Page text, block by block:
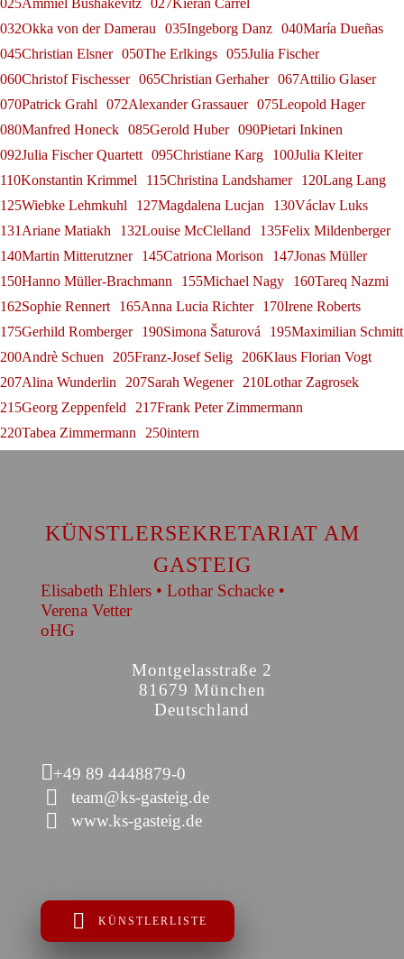
Gerold Huber
Alexander Grassauer
Georg Zeppenfeld
025Ammiel Bushakevitz 027Kieran Carrel
032Okka von der Damerau
035Ingeborg Danz 040María Dueñas
045Christian Elsner 050The Erlkings 055Julia Fischer
060Christof Fischesser 065Christian Gerhaher 067Attilio Glaser
070Patrick Grahl
072Alexander Grassauer 075Leopold Hager
080Manfred Honeck 085Gerold Huber 090Pietari Inkinen
092Julia Fischer Quartett 095Christiane Karg
100Julia Kleiter
110Konstantin Krimmel
115Christina Landshamer
120Lang Lang
125Wiebke Lehmkuhl
127Magdalena Lucjan
130Václav Luks
131Ariane Matiakh
132Louise McClelland
135Felix Mildenberger
140Martin Mitterutzner
145Catriona Morison
147Jonas Müller
150Hanno Müller-Brachmann
155Michael Nagy
160Tareq Nazmi
162Sophie Rennert
165Anna Lucia Richter
170Irene Roberts
175Gerhild Romberger
190Simona Šaturová
195Maximilian Schmitt
200Andrè Schuen
205Franz-Josef Selig
206Klaus Florian Vogt
207Alina Wunderlin
207Sarah Wegener
210Lothar Zagrosek
215Georg Zeppenfeld
217Frank Peter Zimmermann
220Tabea Zimmermann
250intern
KÜNSTLERSEKRETARIAT AM
GASTEIG
Elisabeth Ehlers • Lothar Schacke •
Verena Vetter
oHG
Montgelasstraße 2
81679 München
Deutschland
+49 89 4448879-0
team@ks-gasteig.de
www.ks-gasteig.de
KÜNSTLERLISTE